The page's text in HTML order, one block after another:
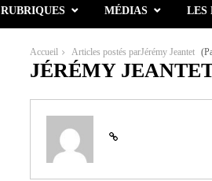
RUBRIQUES MÉDIAS LES
Accueil Articles postés parJérémy Jeantet
JÉRÉMY